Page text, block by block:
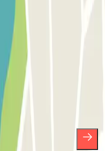
e rimani
e tante
sulla Privacy per ricevere